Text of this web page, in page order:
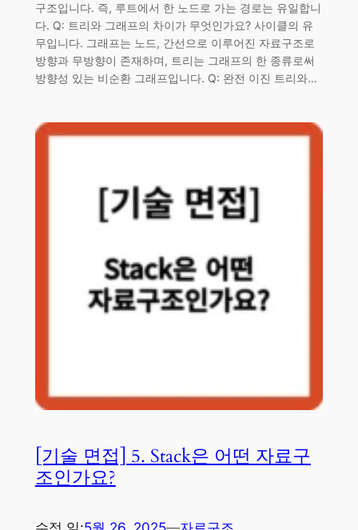
구조입니다. 즉, 루트에서 한 노드로 가는 경로는 유일합니
다. Q: 트리와 그래프의 차이가 무엇인가요? 사이클의 유
무입니다. 그래프는 노드, 간선으로 이루어진 자료구조로
방향과 무방향이 존재하며, 트리는 그래프의 한 종류로써
방향성 있는 비순환 그래프입니다. Q: 완전 이진 트리와…
[기술 면접] 5. Stack은 어떤 자료구
조인가요?